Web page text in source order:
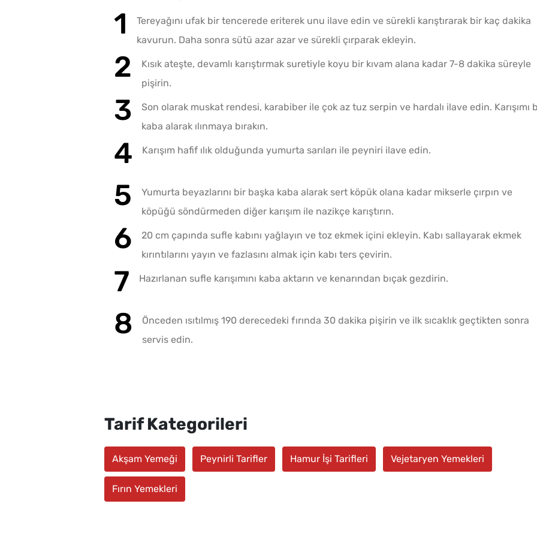
Tereyağını ufak bir tencerede eriterek unu ilave edin ve sürekli karıştırarak bir kaç dakika
kavurun. Daha sonra sütü azar azar ve sürekli çırparak ekleyin.
Kısık ateşte, devamlı karıştırmak suretiyle koyu bir kıvam alana kadar 7-8 dakika süreyle
pişirin.
Son olarak muskat rendesi, karabiber ile çok az tuz serpin ve hardalı ilave edin. Karışımı
kaba alarak ılınmaya bırakın.
Karışım hafif ılık olduğunda yumurta sarıları ile peyniri ilave edin.
Yumurta beyazlarını bir başka kaba alarak sert köpük olana kadar mikserle çırpın ve
köpüğü söndürmeden diğer karışım ile nazikçe karıştırın.
20 cm çapında sufle kabını yağlayın ve toz ekmek içini ekleyin. Kabı sallayarak ekmek
kırıntılarını yayın ve fazlasını almak için kabı ters çevirin.
Hazırlanan sufle karışımını kaba aktarın ve kenarından bıçak gezdirin.
Önceden ısıtılmış 190 derecedeki fırında 30 dakika pişirin ve ilk sıcaklık geçtikten sonra
servis edin.
Tarif Kategorileri
Akşam Yemeği Peynirli Tarifler Hamur İşi Tarifleri Vejetaryen Yemekleri
Fırın Yemekleri